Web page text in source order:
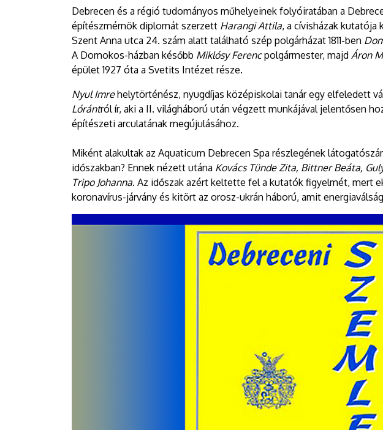
Debrecen és a régió tudományos műhelyeinek folyóiratában a
építészmérnök diplomát szerzett Harangi Attila, a cívisházak kutatója
Szent Anna utca 24. szám alatt található szép polgárházat 1811-ben
A Domokos-házban később Miklósy Ferencpolgármester, majd Áron
épület 1927 óta a Svetits Intézet része.
Nyul Imrehelytörténész, nyugdíjas középiskolai tanár egy elfeledett
Lórántról ír, aki a II. világháború után végzett munkájával jelentősen
építészeti arculatának megújulásához.
Miként alakultak az Aquaticum Debrecen Spa részlegének
időszakban? Ennek nézett utána Kovács Tünde Zita, Bittner Beáta,
Tripo Johanna. Az időszak azért keltette fel a kutatók figyelmét, mert
koronavírus-járvány és kitört az orosz-ukrán háború, amit